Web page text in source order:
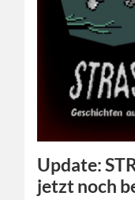
Update:
jetzt noch